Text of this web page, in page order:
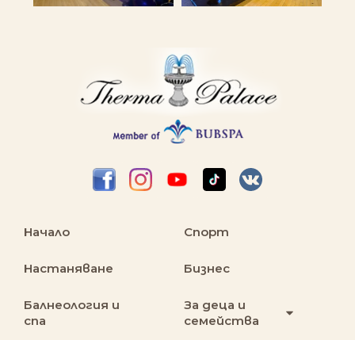
Начало
Настаняване
Балнеология и
спа
Спорт
Бизнес
За деца и
семейства